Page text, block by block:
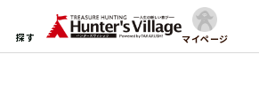
探す マイページ